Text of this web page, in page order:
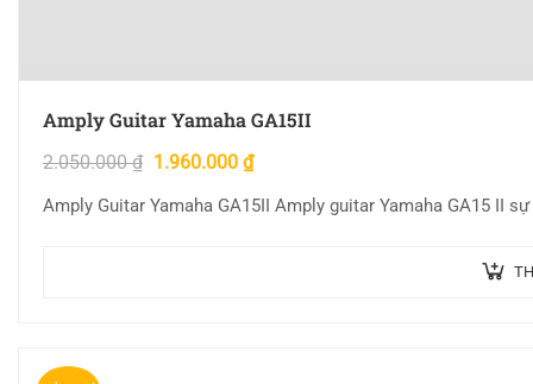
Amply Guitar Yamaha GA15II
2.050.000₫ 1.960.000 ₫
Amply Guitar Yamaha GA15II Amply guitar Yamaha GA15 II